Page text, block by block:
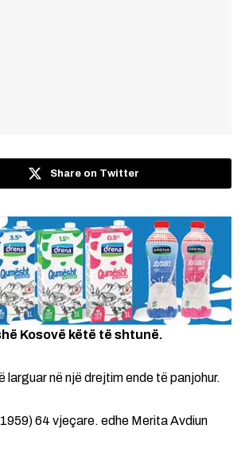
Share on Twitter
Kosovë këtë të shtunë.
në një drejtim ende të panjohur.
64 vjeçare. edhe Merita Avdiun